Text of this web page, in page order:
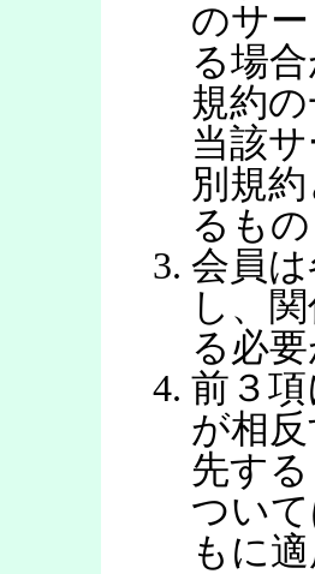
のサ
る場
規約
当該
別規
るも
会員
し、
る必
前３
が相
先す
つい
もに